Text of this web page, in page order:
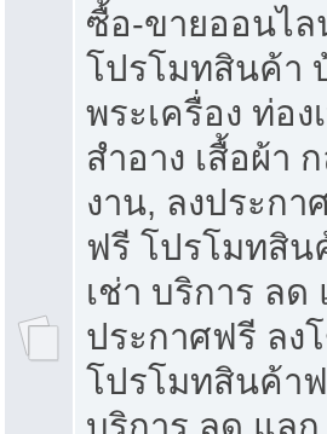
ซื้อ-ขายออนไล
โปรโมทสินค้า
พระเครื่อง ท่อง
สำอาง เสื้อผ้า
งาน, ลงประก
ฟรี โปรโมทสิ
เช่า บริการ ลด
ประกาศฟรี ล
โปรโมทสินค้า